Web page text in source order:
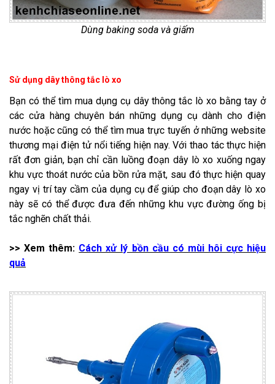
Dùng baking soda và giấm
Sử dụng dây thông tắc lò xo
Bạn có thể tìm mua dụng cụ dây thông tắc lò xo bằng tay ở
các cửa hàng chuyên bán những dụng cụ dành cho điện
nước hoặc cũng có thể tìm mua trực tuyến ở những website
thương mại điện tử nổi tiếng hiện nay. Với thao tác thực hiện
rất đơn giản, bạn chỉ cần luồng đoạn dây lò xo xuống ngay
khu vực thoát nước của bồn rửa mặt, sau đó thực hiện quay
ngay vị trí tay cầm của dụng cụ để giúp cho đoạn dây lò xo
này sẽ có thể được đưa đến những khu vực đường ống bị
tắc nghẽn chất thải.
>> Xem thêm: Cách xử lý bồn cầu có mùi hôi cực hiệu
quả